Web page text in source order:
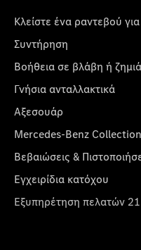
Κλείστε ένα ραντεβού
Συντήρηση
Βοήθεια σε βλάβη ή ζημιά
Γνήσια ανταλλακτικά
Αξεσουάρ
Mercedes-Benz Collection
Βεβαιώσεις &
Εγχειρίδια κατόχου
Εξυπηρέτηση πελατών